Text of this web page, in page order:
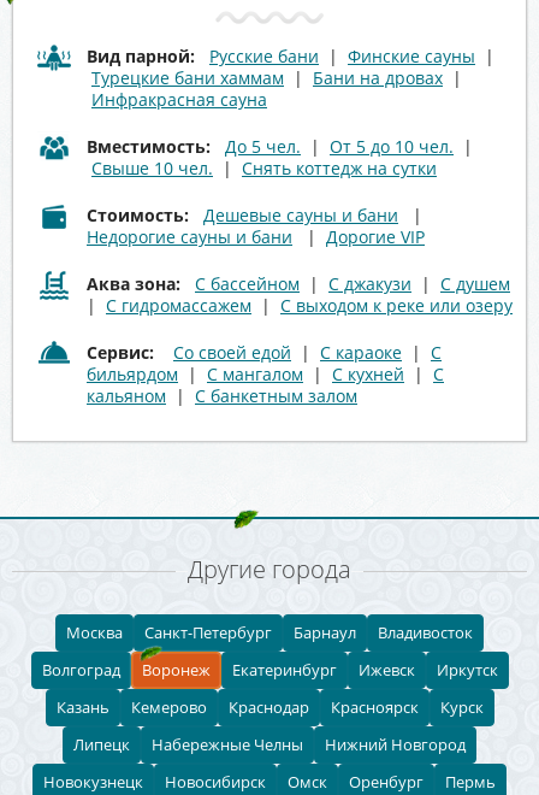
Вид парной: Русские бани | Финские сауны |
Турецкие бани хаммам | Бани на дровах |
Инфракрасная сауна
Вместимость: До 5 чел. | От 5 до 10 чел. |
Свыше 10 чел. | Снять коттедж на сутки
Стоимость: Дешевые сауны и бани |
Недорогие сауны и бани | Дорогие VIP
Аква зона: С бассейном | С джакузи | С душем
| С гидромассажем | С выходом к реке или озеру
Сервис: Со своей едой | С караоке | С
бильярдом | С мангалом | С кухней | С
кальяном | С банкетным залом
Другие города
Москва Санкт-Петербург Барнаул
Владивосток
Волгоград
Воронеж Екатеринбург Ижевск
Иркутск
Казань
Кемерово Краснодар Красноярск
Курск
Липецк
Набережные Челны
Нижний Новгород
Новокузнецк
Новосибирск Омск Оренбург
Пермь